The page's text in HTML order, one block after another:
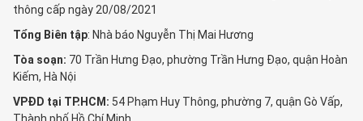
thông cấp ngày 20/08/2021
Tổng Biên tập: Nhà báo Nguyễn Thị Mai Hương
Tòa soạn: 70 Trần Hưng Đạo, phường Trần Hưng Đạo, quận Hoàn
Kiếm, Hà Nội
VPĐD tại TP.HCM: 54 Phạm Huy Thông, phường 7, quận Gò Vấp,
Thành phố Hồ Chí Minh